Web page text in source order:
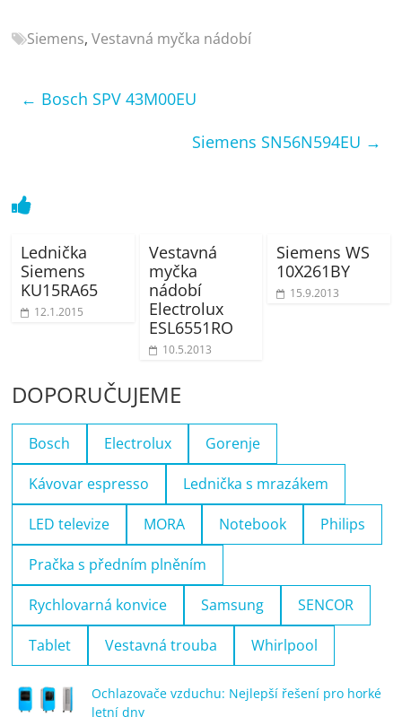
televize,
telefony,
Siemens,Vestavná myčka nádobí
← Bosch SPV 43M00EU
Siemens SN56N594EU →
Lednička
Siemens
KU15RA65
12.1.2015
Vestavná
myčka
nádobí
Electrolux
ESL6551RO
10.5.2013
Siemens WS
10X261BY
15.9.2013
DOPORUČUJEME
Bosch Electrolux Gorenje
Kávovar espresso Lednička s mrazákem
LED televize MORA Notebook Philips
Pračka s předním plněním
Rychlovarná konvice Samsung SENCOR
Tablet Vestavná trouba Whirlpool
Ochlazovače vzduchu: Nejlepší řešení pro horké
letní dny